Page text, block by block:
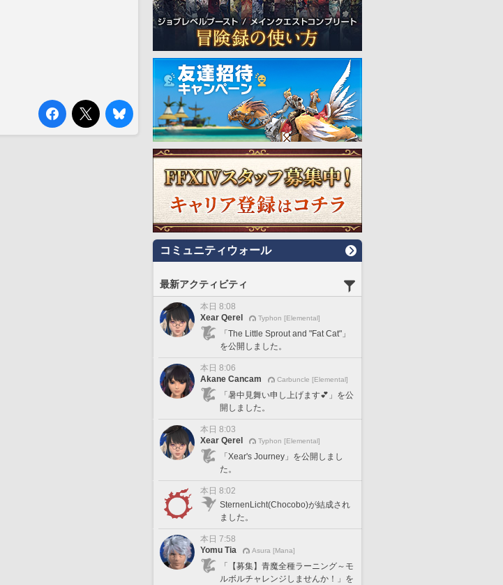
コミュニティウォール
最新アクティビティ
本日 8:08
Xear Qerel
Typhon [Elemental]
「The Little Sprout and "Fat Cat"」
を公開しました。
本日 8:06
Akane Cancam
Carbuncle [Elemental]
「暑中見舞い申し上げます💕」を公
開しました。
本日 8:03
Xear Qerel
Typhon [Elemental]
「Xear's Journey」を公開しまし
た。
本日 8:02
SternenLicht(Chocobo)が結成され
ました。
本日 7:58
Yomu Tia
Asura [Mana]
「【募集】青魔全種ラーニング～モ
ルボルチャレンジしませんか！」を